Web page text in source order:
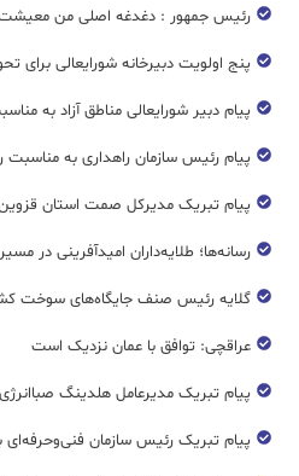
رئیس جمهور : دغدغه اصلی من
پنج اولویت دبیرخانه شورایعالی برای
پیام دبیر شورایعالی مناطق آزاد به
پیام رئیس سازمان راهداری به مناسبت
پیام تبریک مدیرکل صمت استان قزوین
رسانه‌ها؛ طلایه‌داران امیدآفرینی در
گلایه رئیس صنف جایگاه‌های سوخت کشور از تاخیر ۵
عراقچی: توافق با عمان نزدیک است
پیام تبریک مدیرعامل هلدینگ
پیام تبریک رئیس سازمان فنی‌و‌حرفه‌ای